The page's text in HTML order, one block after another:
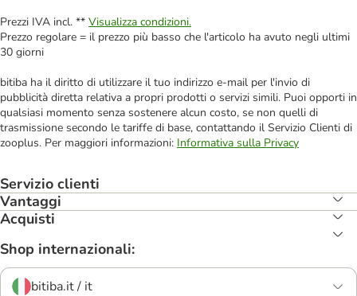
Prezzi IVA incl. ** Visualizza condizioni.
Prezzo regolare = il prezzo più basso che l'articolo ha avuto negli ultimi
30 giorni
bitiba ha il diritto di utilizzare il tuo indirizzo e-mail per l'invio di
pubblicità diretta relativa a propri prodotti o servizi simili. Puoi opporti in
qualsiasi momento senza sostenere alcun costo, se non quelli di
trasmissione secondo le tariffe di base, contattando il Servizio Clienti di
zooplus. Per maggiori informazioni: Informativa sulla Privacy
Servizio clienti
Vantaggi
Acquisti
Shop internazionali:
bitiba.it / it